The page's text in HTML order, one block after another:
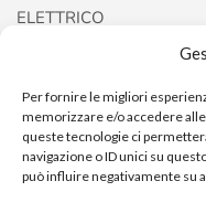
Per fornire le migliori
memorizzare e/o accedere
queste tecnologie ci
navigazione o ID unici su
può influire negativamente su
ELETTRICO
FORCELLE E